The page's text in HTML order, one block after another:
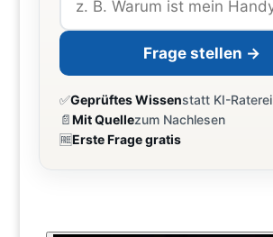
Frage stellen →
✅Geprüftes Wissenstatt KI-Raterei
📄Mit Quellezum Nachlesen
🆓Erste Frage gratis